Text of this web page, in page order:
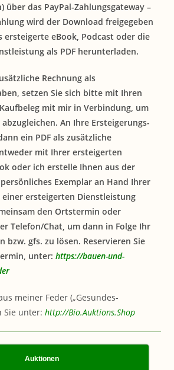
über das PayPal-Zahlungsgateway –
wird der Download freigegeben
ersteigerte eBook, Podcast oder die
als PDF herunterladen.
Rechnung als
setzen Sie sich bitte mit Ihren
mit mir in Verbindung, um
An Ihre Ersteigerungs-
ein PDF als zusätzliche
mit Ihrer ersteigerten
oder ich erstelle Ihnen aus der
Exemplar an Hand Ihrer
einer ersteigerten Dienstleistung
den Ortstermin oder
Telefon/Chat, um dann in Folge Ihr
bzw. gfs. zu lösen. Reservieren Sie
unter:https://bauen-und-
meiner Feder („Gesundes-
Sie unter:http://Bio.Auktions.Shop
Auktionen